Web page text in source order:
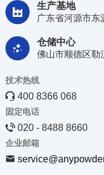

生产基地
广东省河源市东

仓储中心
佛山市顺德区勒
技术热线
 400 8366 068
固定电话
020 - 8488 8660
企业邮箱
